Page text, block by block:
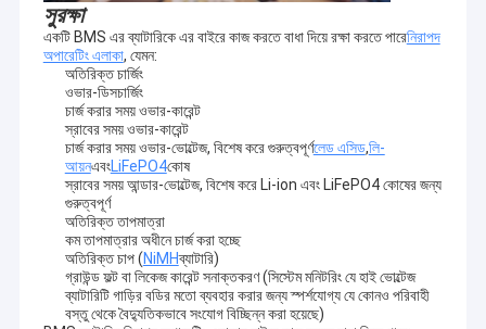
সুরক্ষা
একটি BMS এর ব্যাটারিকে এর বাইরে কাজ করতে বাধা দিয়ে রক্ষা করতে পারেনিরাপদ
অপারেটিং এলাকা, যেমন:
অতিরিক্ত চার্জিং
ওভার-ডিসচার্জিং
চার্জ করার সময় ওভার-কারেন্ট
স্রাবের সময় ওভার-কারেন্ট
চার্জ করার সময় ওভার-ভোল্টেজ, বিশেষ করে গুরুত্বপূর্ণলেড এসিড,লি-
আয়নএবংLiFePO4কোষ
স্রাবের সময় আন্ডার-ভোল্টেজ, বিশেষ করে Li-ion এবং LiFePO4 কোষের জন্য
গুরুত্বপূর্ণ
অতিরিক্ত তাপমাত্রা
কম তাপমাত্রার অধীনে চার্জ করা হচ্ছে
অতিরিক্ত চাপ (NiMHব্যাটারি)
গ্রাউন্ড ফল্ট বা লিকেজ কারেন্ট সনাক্তকরণ (সিস্টেম মনিটরিং যে হাই ভোল্টেজ
ব্যাটারিটি গাড়ির বডির মতো ব্যবহার করার জন্য স্পর্শযোগ্য যে কোনও পরিবাহী
বস্তু থেকে বৈদ্যুতিকভাবে সংযোগ বিচ্ছিন্ন করা হয়েছে)